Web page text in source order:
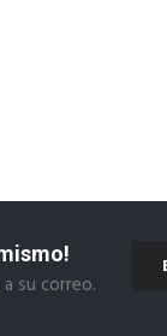
su correo.